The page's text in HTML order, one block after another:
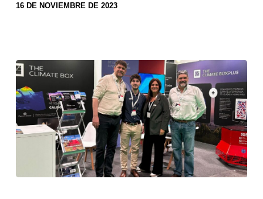
16 DE NOVIEMBRE DE 2023